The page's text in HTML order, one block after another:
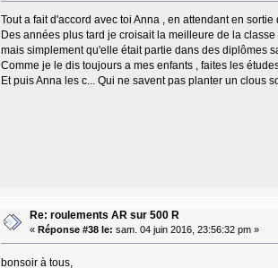
Tout a fait d'accord avec toi Anna , en attendant en
Des années plus tard je croisait la meilleure de la
mais simplement qu'elle était partie dans des diplômes
Comme je le dis toujours a mes enfants , faites les
Et puis Anna les c... Qui ne savent pas planter un clous
Re: roulements AR sur 500 R
« Réponse #38 le: sam. 04 juin 2016, 23:56:32 pm »
bonsoir à tous,